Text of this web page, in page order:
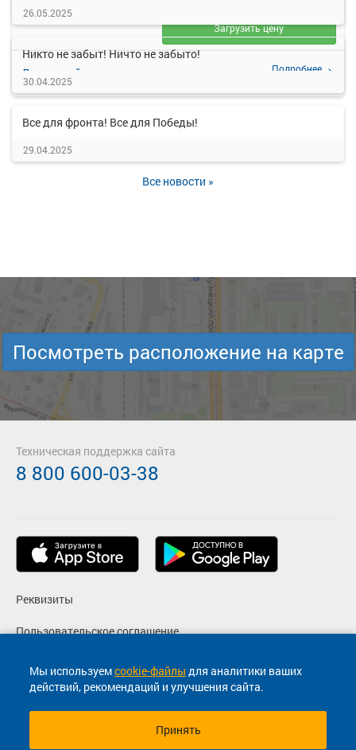
Детали рейса
Подробнее
— руб.
Загрузить цену
26.05.2025
Никто не забыт! Ничто не забыто!
30.04.2025
Все для фронта! Все для Победы!
29.04.2025
Все новости »
Мы используемcookie-файлы для аналитики ваших
действий, рекомендаций и улучшения сайта.
Принять
Посмотреть расположение на карте
Реквизиты
Пользовательское соглашение
Политика конфиденциальности
Согласие на маркетинговые сообщения
Техническая поддержка сайта
8 800 600-03-38
© 2013-2026, ООО "Капитал"- Онлайн сервис продажи